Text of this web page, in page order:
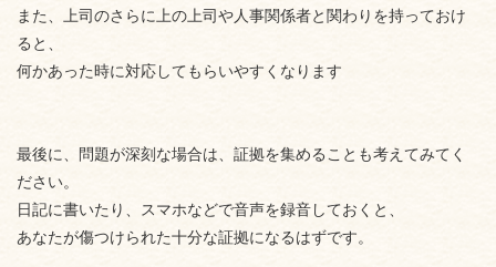
また、上司のさらに上の上司や人事関係者と関わりを持っておけ
ると、
何かあった時に対応してもらいやすくなります
最後に、問題が深刻な場合は、証拠を集めることも考えてみてく
ださい。
日記に書いたり、スマホなどで音声を録音しておくと、
あなたが傷つけられた十分な証拠になるはずです。